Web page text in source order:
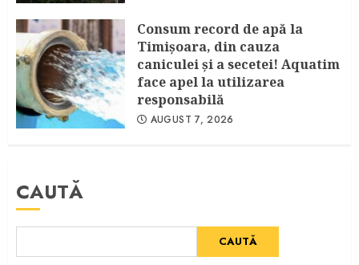
Consum record de apă la
Timişoara, din cauza
caniculei şi a secetei! Aquatim
face apel la utilizarea
responsabilă
AUGUST 7, 2026
CAUTĂ
CAUTĂ